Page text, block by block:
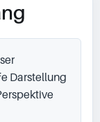
Darstellung